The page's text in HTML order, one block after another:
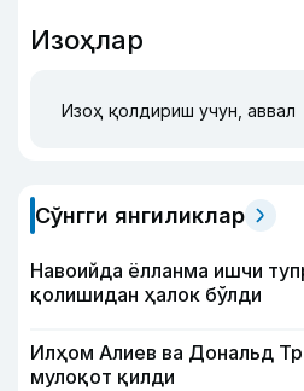
Изоҳлар
Изоҳ қолдириш учун, аввал
Сўнгги янгиликлар
Навоийда ёлланма ишчи
қолишидан ҳалок бўлди
Илҳом Алиев ва Дональд
мулоқот қилди